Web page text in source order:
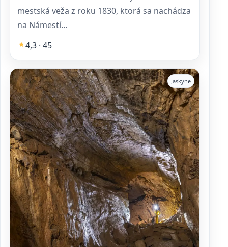
mestská veža z roku 1830, ktorá sa nachádza
na Námestí...
4,3 · 45
Jaskyne